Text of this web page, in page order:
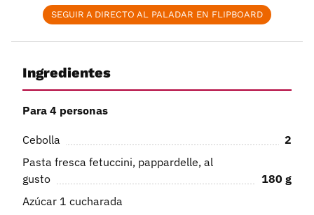
SEGUIR A DIRECTO AL PALADAR EN FLIPBOARD
Ingredientes
Para 4 personas
Cebolla
2
Pasta fresca fetuccini, pappardelle, al
gusto
180 g
Azúcar 1 cucharada